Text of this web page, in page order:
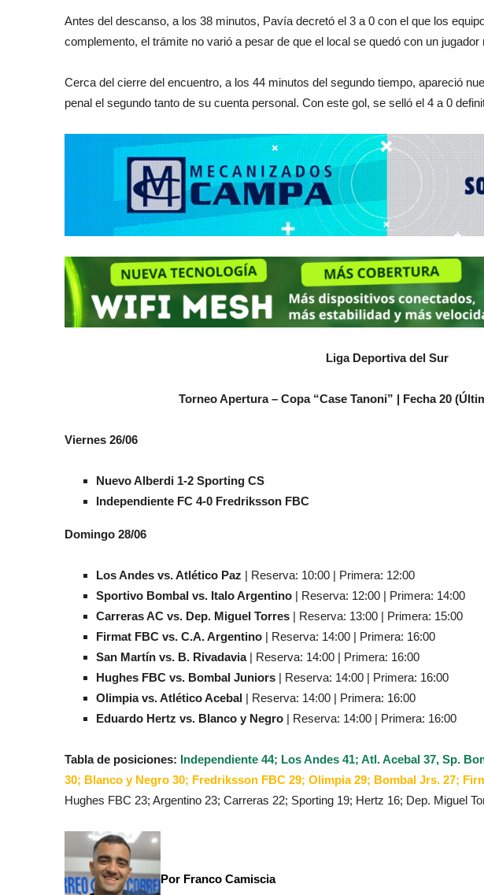
Antes del descanso, a los 38 minutos, Pavía decretó el 3 a 0 con el que los
complemento, el trámite no varió a pesar de que el local se quedó con un
Cerca del cierre del encuentro, a los 44 minutos del segundo tiempo, apareció
penal el segundo tanto de su cuenta personal. Con este gol, se selló el 4 a 0
Liga Deportiva del Sur
Torneo Apertura – Copa “Case Tanoni” | Fecha 20
Viernes 26/06
Nuevo Alberdi 1-2 Sporting CS
Independiente FC 4-0 Fredriksson FBC
Domingo 28/06
Los Andes vs. Atlético Paz | Reserva: 10:00 | Primera: 12:00
Sportivo Bombal vs. Italo Argentino | Reserva: 12:00 | Primera: 14:00
Carreras AC vs. Dep. Miguel Torres | Reserva: 13:00 | Primera: 15:00
Firmat FBC vs. C.A. Argentino | Reserva: 14:00 | Primera: 16:00
San Martín vs. B. Rivadavia| Reserva: 14:00 | Primera: 16:00
Hughes FBC vs. Bombal Juniors | Reserva: 14:00 | Primera: 16:00
Olimpia vs. Atlético Acebal | Reserva: 14:00 | Primera: 16:00
Eduardo Hertz vs. Blanco y Negro | Reserva: 14:00 | Primera: 16:00
Tabla de posiciones: Independiente 44; Los Andes 41; Atl. Acebal 37, Sp.
30; Blanco y Negro 30; Fredriksson FBC 29; Olimpia 29; Bombal Jrs. 27;
Hughes FBC 23; Argentino 23; Carreras 22; Sporting 19; Hertz 16; Dep. Miguel
Por Franco Camiscia